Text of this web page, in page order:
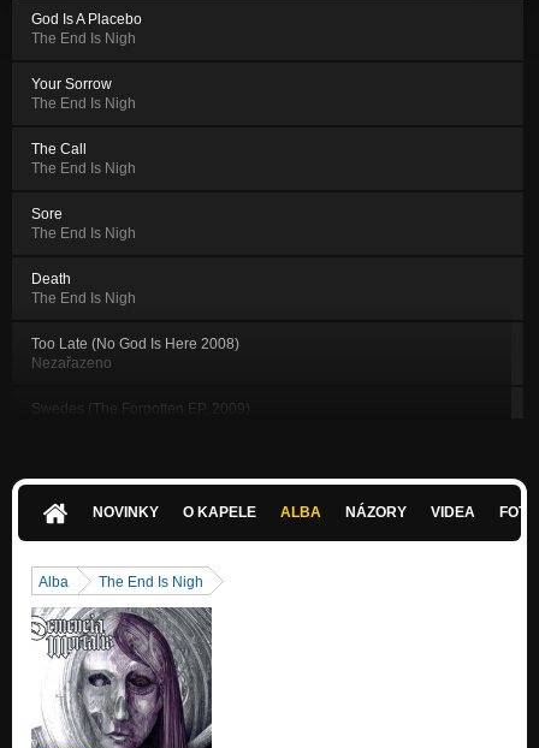
God Is A Placebo
The End Is Nigh
Your Sorrow
The End Is Nigh
The Call
The End Is Nigh
Sore
The End Is Nigh
Death
The End Is Nigh
Too Late (No God Is Here 2008)
Nezařazeno
Swedes (The Forgotten EP, 2009)
I Dark Throne (The Forgotten EP, 2009)
Tomorrow (The Forgotten EP, 2009)
Nezařazeno
Come Sway (No God Is Here 2008)
Nezařazeno
Sit And Wait (No God Is Here 2008)
NOVINKY O KAPELE ALBA NÁZORY VIDEA
Alba The End Is Nigh